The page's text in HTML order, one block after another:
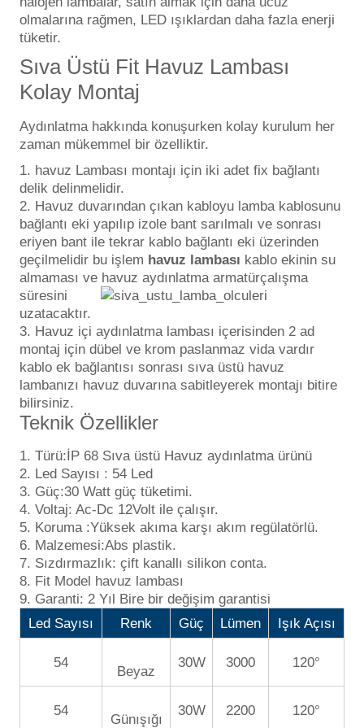
olmalarına rağmen, LED ışıklardan daha fazla enerji
tüketir.
Sıva Üstü Fit Havuz Lambası
Kolay Montaj
Aydınlatma hakkında konuşurken kolay kurulum her
zaman mükemmel bir özelliktir.
havuz Lambası montajı için iki adet fix bağlantı
delik delinmelidir.
Havuz duvarından çıkan kabloyu lamba kablosunu
bağlantı eki yapılıp izole bant sarılmalı ve sonrası
eriyen bant ile tekrar kablo bağlantı eki üzerinden
geçilmelidir bu işlem havuz lambası kablo ekinin su
almaması ve havuz aydınlatma armatürçalışma
süresini
uzatacaktır.
Havuz içi aydınlatma lambası içerisinden 2 ad
montaj için dübel ve krom paslanmaz vida vardır
kablo ek bağlantısı sonrası sıva üstü havuz
lambanızı havuz duvarına sabitleyerek montajı bitire
bilirsiniz.
Teknik Özellikler
Türü:İP 68 Sıva üstü Havuz aydınlatma ürünü
Led Sayısı : 54 Led
Güç:30 Watt güç tüketimi.
Voltaj: Ac-Dc 12Volt ile çalışır.
Koruma :Yüksek akıma karşı akım regülatörlü.
Malzemesi:Abs plastik.
Sızdırmazlık: çift kanallı silikon conta.
Fit Model havuz lambası
Garanti: 2 Yıl Bire bir değişim garantisi
Led Sayısı
Renk Güç Lümen Işık Açısı
54
Beyaz
30W 3000 120°
54
Günışığı
30W 2200 120°